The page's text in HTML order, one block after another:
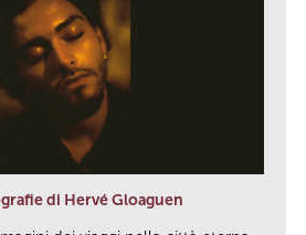
di Hervé Gloaguen